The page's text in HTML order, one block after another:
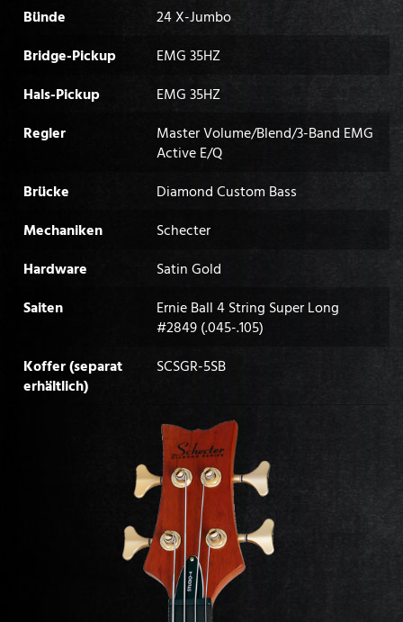
Bünde
24 X-Jumbo
Bridge-Pickup
EMG 35HZ
Hals-Pickup
EMG 35HZ
Regler
Master Volume/Blend/3-Band EMG
Active E/Q
Brücke
Diamond Custom Bass
Mechaniken
Schecter
Hardware
Satin Gold
Saiten
Ernie Ball 4 String Super Long
#2849 (.045-.105)
Koffer (separat
erhältlich)
SCSGR-5SB